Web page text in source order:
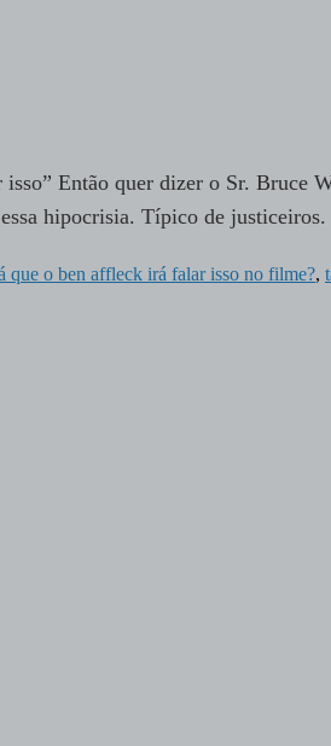
Então quer dizer o Sr. Bruce
hipocrisia. Típico de justiceiros.
que o ben affleck irá falar isso no filme?,